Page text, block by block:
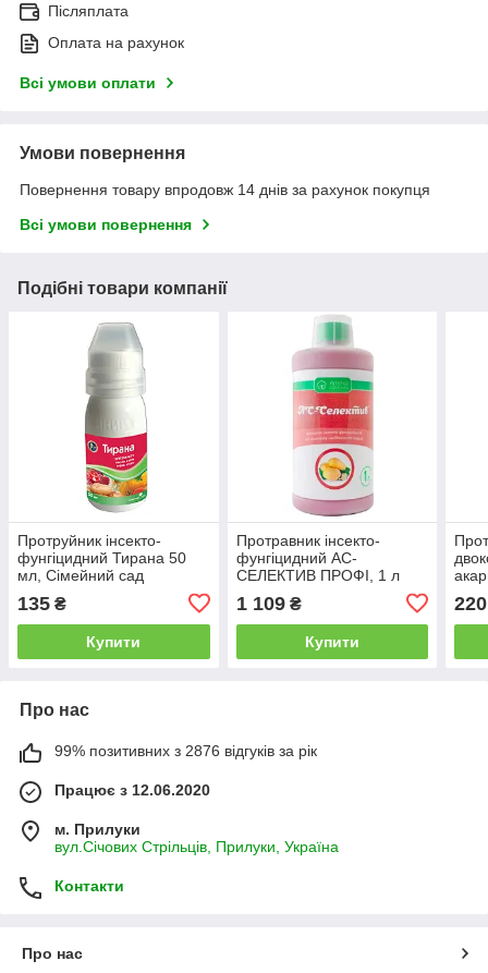
Післяплата
Оплата на рахунок
Всі умови оплати
Умови повернення
Повернення товару впродовж 14 днів за рахунок покупця
Всі умови повернення
Подібні товари компанії
Протруйник інсекто-
фунгіцидний Тирана 50
мл, Сімейний сад
135 ₴
Купити
Протравник інсекто-
фунгіцидний АС-
СЕЛЕКТИВ ПРОФІ, 1 л
1 109₴
Купити
220
Про нас
99% позитивних з 2876 відгуків за рік
Працює з 12.06.2020
м. Прилуки
вул.Січових Стрільців, Прилуки, Україна
Контакти
Про нас